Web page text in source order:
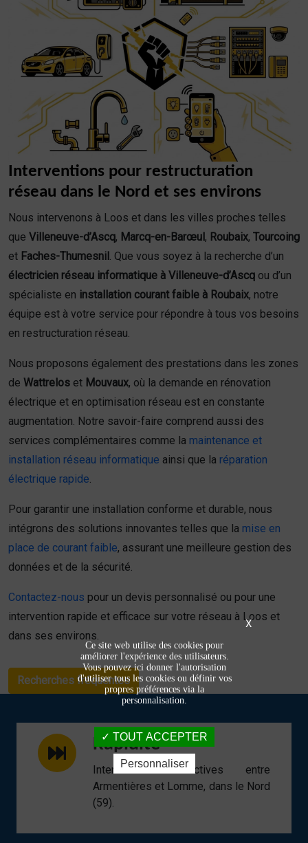
Interventions pour restructuration
réseau dans le Nord et ses environs
Nous intervenons à Loos et dans les villes proches telles
que Villeneuve-d’Ascq, Marcq-en-Barœul , Roubaix, Tourcoing
et Faches-Thumesnil
. Que vous soyez à la recherche d’un
électricien réseau informatique à Villeneuve-d’Ascq ou d’un
spécialiste en installation courant faible à Roubaix, notre
équipe est à votre service pour répondre à tous vos besoins
en restructuration réseau.
Nous proposons également des prestations dans les zones
de Wattrelos et Mouvaux, où la demande en rénovation
électrique et en optimisation réseau est en constante
augmentation. Notre savoir-faire comprend aussi des
services complémentaires comme la maintenance et
installation réseau informatique ainsi que la réparation
électrique rapide
Pour garantir une installation conforme et durable, nous
intégrons des solutions innovantes telles que la mise en
place de courant faible, assurant une meilleure gestion des
données et de la sécurité.
Contactez-nous pour un devis personnalisé ou pour une
intervention rapide et efficace sur votre réseau à Loos et
dans ses environs.
Recherches fréquentes
Rapidité
Interventions réactives entre
Armentières et Lomme, dans le Nord
(59).
X
Ce site web utilise des cookies pour
améliorer l'expérience des utilisateurs.
Vous pouvez ici donner l'autorisation
d'utiliser tous les cookies ou définir vos
propres préférences via la
personnalisation.
TOUT ACCEPTER
Personnaliser